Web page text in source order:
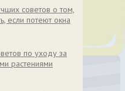
советов о том,
если потеют окна
по уходу за
растениями